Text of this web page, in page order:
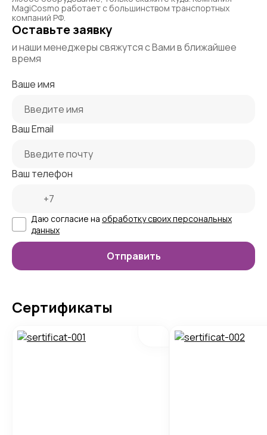
MagiCosmo работает с большинством транспортных
компаний РФ.
Оставьте заявку
и наши менеджеры свяжутся с Вами в ближайшее
время
Ваше имя
Ваш Email
Ваш телефон
Даю согласие на обработку своих персональных
данных
Сертификаты